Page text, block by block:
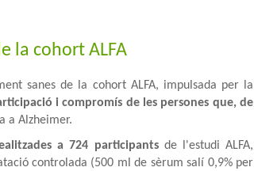
la cohort ALFA
sanes de la cohort ALFA, impulsada per la
i compromís de les persones que, de
a Alzheimer.
a 724 participants de l'estudi ALFA,
controlada (500 ml de sèrum salí 0,9% per